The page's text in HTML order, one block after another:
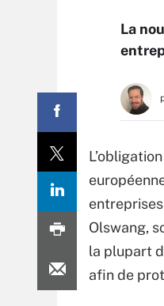
La
Olswang,
la plupart
afin de